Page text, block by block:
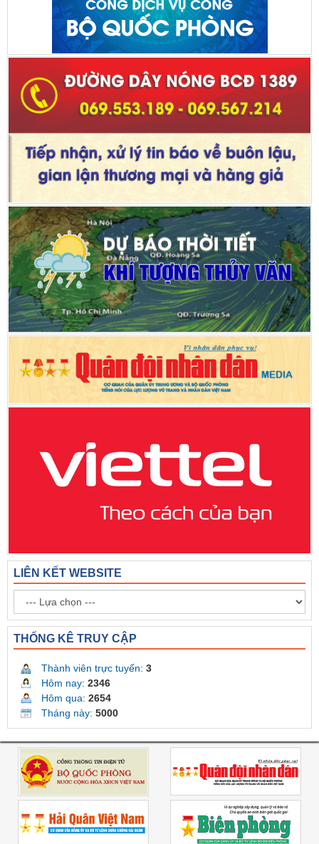
LIÊN KẾT WEBSITE
THỐNG KÊ TRUY CẬP
Thành viên trực tuyến: 3
Hôm nay: 2346
Hôm qua: 2654
Tháng này: 5000